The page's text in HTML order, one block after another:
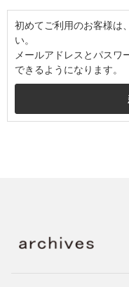
初めてご利用のお客様は
い。
メールアドレスとパスワ
できるようになります。